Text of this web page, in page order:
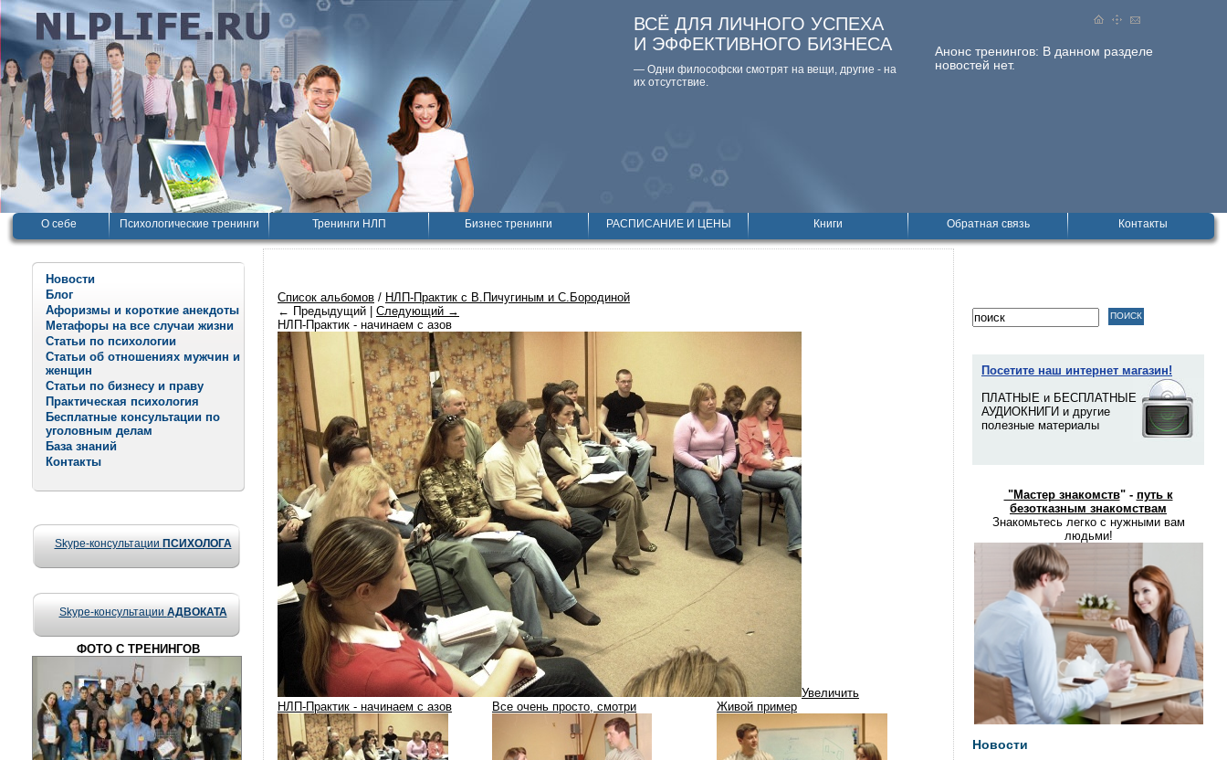
Анонс тренингов: В данном разделе
новостей нет.
ВСЁ ДЛЯ ЛИЧНОГО УСПЕХА
И ЭФФЕКТИВНОГО БИЗНЕСА
— Одни философски смотpят на вещи, дpугие - на
их отсутствие.
О себе Психологические тренинги Тренинги НЛП Бизнес тренинги РАСПИСАНИЕ И ЦЕНЫ Книги Обратная связь Контакты
Новости
Блог
Афоризмы и короткие анекдоты
Метафоры на все случаи жизни
Статьи по психологии
Статьи об отношениях мужчин и
женщин
Статьи по бизнесу и праву
Практическая психология
Бесплатные консультации по
уголовным делам
База знаний
Контакты
Skype-консультации ПСИХОЛОГА
Skype-консультации АДВОКАТА
ФОТО С ТРЕНИНГОВ
Список альбомов / НЛП-Практик с В.Пичугиным и С.Бородиной
← Предыдущий | Следующий →
НЛП-Практик - начинаем с азов
Увеличить
НЛП-Практик - начинаем с азов
Все очень просто, смотри Живой пример
Посетите наш интернет магазин!
ПЛАТНЫЕ и БЕСПЛАТНЫЕ
АУДИОКНИГИ и другие
полезные материалы
"Мастер знакомств" - путь к
безотказным знакомствам
Знакомьтесь легко с нужными вам
людьми!
Новости